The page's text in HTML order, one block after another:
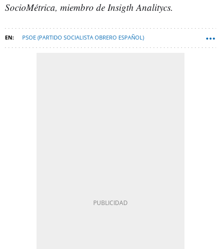
SocioMétrica, miembro de Insigth Analitycs.
PSOE (PARTIDO SOCIALISTA OBRERO ESPAÑOL)